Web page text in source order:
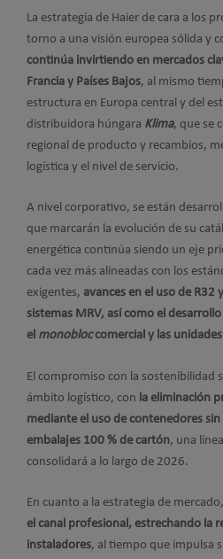
La estrategia de Haier de cara a los
torno a una visión europea sólida y
continúa invirtiendo en mercados
Francia y Países Bajos, al mismo
estructura en Europa central y del
distribuidora húngara Klima, que se
regional de producto y recambios,
logística y el nivel de servicio.
A nivel corporativo, se están
que marcarán la evolución de su
energética continúa siendo un eje
cada vez más alineadas con los
exigentes, avances en el uso de R32
sistemas MRV, así como el
el monobloccomercial y las
El compromiso con la sostenibilidad
ámbito logístico, con la eliminación
mediante el uso de contenedores
embalajes 100 % de cartón, una
consolidará a lo largo de 2026.
En cuanto a la estrategia de mercado,
el canal profesional, estrechando la
instaladores, al tiempo que impulsa